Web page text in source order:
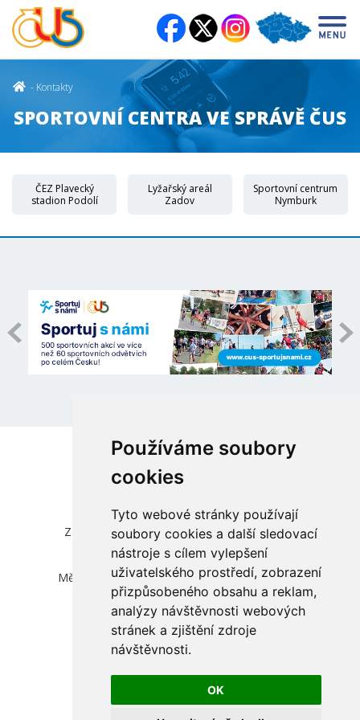
Používáme soubory
cookies
Tyto webové stránky používají
soubory cookies a další sledovací
nástroje s cílem vylepšení
uživatelského prostředí, zobrazení
přizpůsobeného obsahu a reklam,
analýzy návštěvnosti webových
stránek a zjištění zdroje
návštěvnosti.
OK
Kontakty
SPORTOVNÍ CENTRA VE SPRÁVĚ ČUS
ČEZ Plavecký
stadion Podolí
Lyžařský areál
Zadov
Sportovní centrum
Nymburk
Česká unie sportu, z.s.
Zátopkova 100/2, Praha 6 - Břevnov, 169 00
IČ 00469548, DIČ CZ00469548
zapsána ve spolkovém rejstříku vedeném
Městským soudem v Praze, oddíl L, vložka 830
info@cuscz.cz
cookies